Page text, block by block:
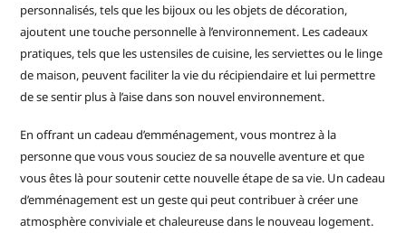
personnalisés, tels que les bijoux ou les objets de décoration,
ajoutent une touche personnelle à l’environnement. Les cadeaux
pratiques, tels que les ustensiles de cuisine, les serviettes ou le linge
de maison, peuvent faciliter la vie du récipiendaire et lui permettre
de se sentir plus à l’aise dans son nouvel environnement.
En offrant un cadeau d’emménagement, vous montrez à la
personne que vous vous souciez de sa nouvelle aventure et que
vous êtes là pour soutenir cette nouvelle étape de sa vie. Un cadeau
d’emménagement est un geste qui peut contribuer à créer une
atmosphère conviviale et chaleureuse dans le nouveau logement.